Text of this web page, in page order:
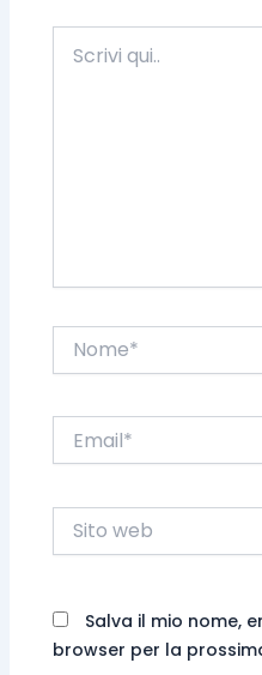
qui..
web
Salva il mio nome,
browser per la